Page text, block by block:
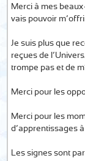
Merci à mes
vais pouvoir
Je suis plus que
reçues de
trompe pas et de
Merci pour les
Merci pour les
d’apprentissages
Les signes sont